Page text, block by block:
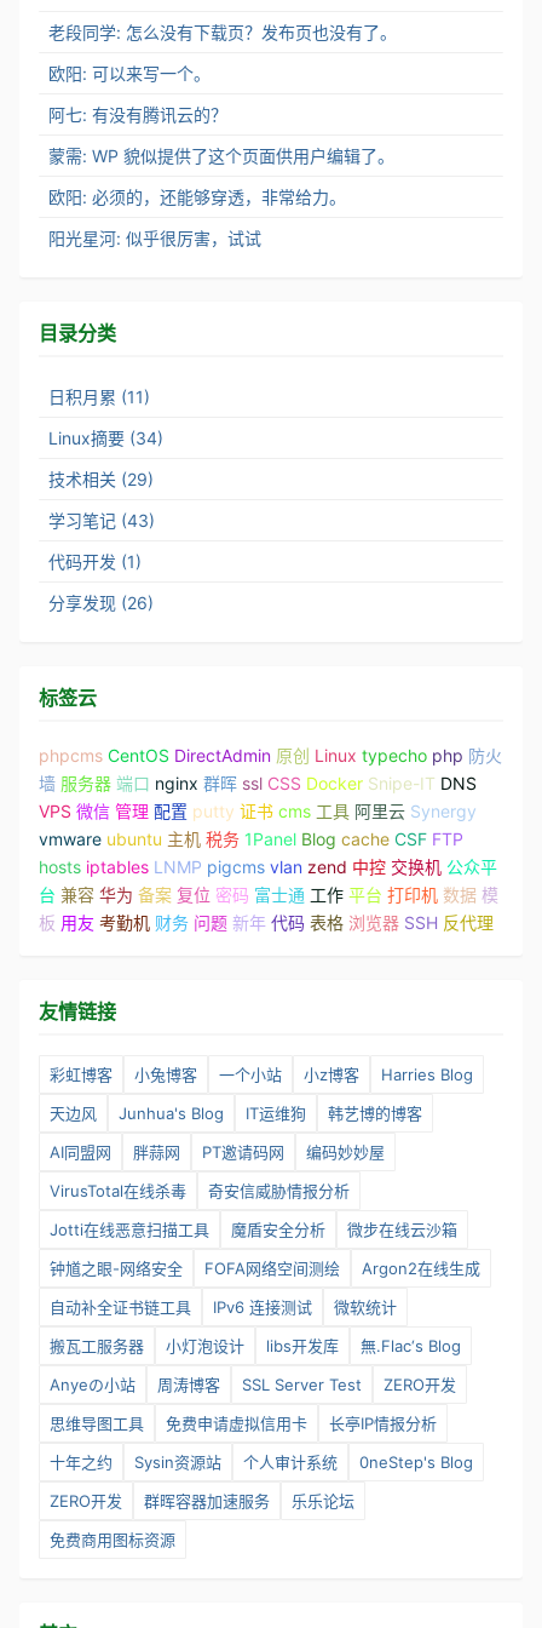
老段同学: 怎么没有下载页？发布页也没有了。
欧阳: 可以来写一个。
阿七: 有没有腾讯云的？
蒙需: WP 貌似提供了这个页面供用户编辑了。
欧阳: 必须的，还能够穿透，非常给力。
阳光星河: 似乎很厉害，试试
目录分类
日积月累 (11)
Linux摘要 (34)
技术相关 (29)
学习笔记 (43)
代码开发 (1)
分享发现 (26)
标签云
phpcms CentOS DirectAdmin 原创 Linux typecho php 防火
墙 服务器 端口 nginx 群晖 ssl CSS Docker Snipe-IT DNS
VPS 微信 管理 配置 putty 证书 cms 工具 阿里云 Synergy
vmware ubuntu 主机 税务 1Panel Blog cache CSF FTP
hosts iptables LNMP pigcms vlan zend 中控 交换机 公众平
台 兼容 华为 备案 复位 密码 富士通 工作 平台 打印机 数据 模
板 用友 考勤机 财务 问题 新年 代码 表格 浏览器 SSH 反代理
友情链接
彩虹博客 小兔博客 一个小站 小z博客
Harries Blog
天边风
Junhua's Blog IT运维狗
韩艺博的博客
AI同盟网
胖蒜网 PT邀请码网
编码妙妙屋
VirusTotal在线杀毒
奇安信威胁情报分析
Jotti在线恶意扫描工具
魔盾安全分析
微步在线云沙箱
钟馗之眼-网络安全
FOFA网络空间测绘
Argon2在线生成
自动补全证书链工具
IPv6 连接测试
微软统计
搬瓦工服务器
小灯泡设计 libs开发库
無.Flac‘s Blog
Anyeの小站
周涛博客 SSL Server Test
ZERO开发
思维导图工具
免费申请虚拟信用卡
长亭IP情报分析
十年之约
Sysin资源站 个人审计系统
0neStep's Blog
ZERO开发
群晖容器加速服务
乐乐论坛
免费商用图标资源